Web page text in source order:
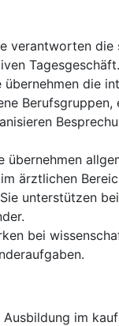
verantworten die
Tagesgeschäft.
übernehmen die
übernehmen
ärztlichen
Sie unterstützen
bei
im